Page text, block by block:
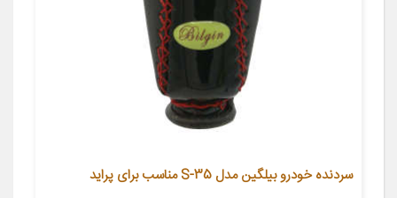
سردنده خودرو بیلگین مدل S-35 مناسب برای پراید